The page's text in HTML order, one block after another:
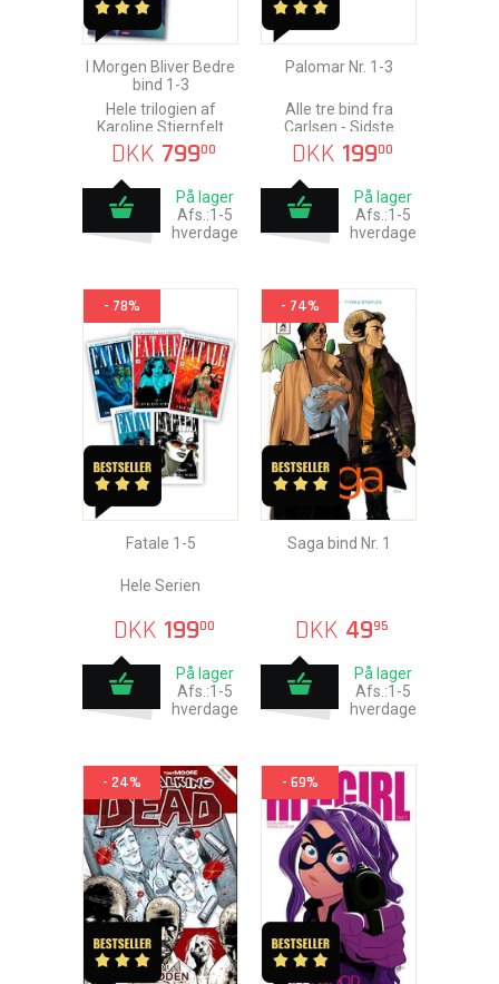
I Morgen Bliver Bedre
bind 1-3
Hele trilogien af
Karoline Stjernfelt
DKK 79900
På lager
Afs.:1-5
hverdage
Palomar Nr. 1-3
Alle tre bind fra
Carlsen - Sidste
Chance!
DKK 19900
På lager
Afs.:1-5
hverdage
- 78%
Fatale 1-5
Hele Serien
DKK 19900
På lager
Afs.:1-5
hverdage
- 74%
Saga bind Nr. 1
DKK 4995
På lager
Afs.:1-5
hverdage
- 24% - 69%